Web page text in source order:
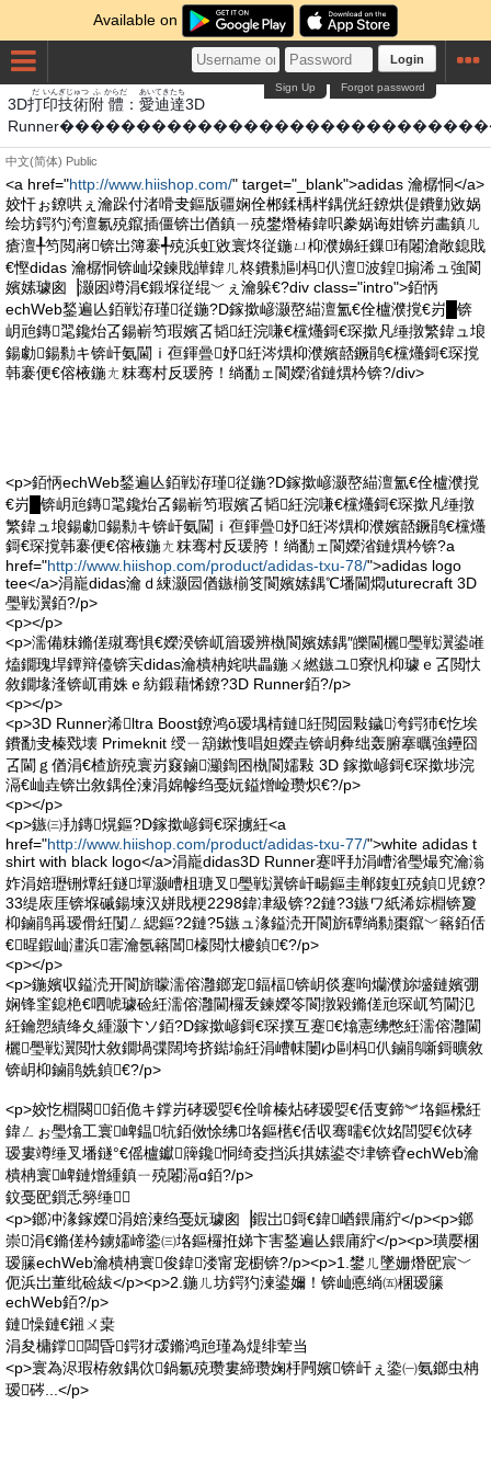
Available on
Login
Forgot password
Sign Up
3D打
だ
印
いん
技術
ぎじゅつ
附
ふ
體
からだ
： 愛
あい
迪
てき
達
たち
3D
中文(简体) Public
<a href="http://www.hiishop.com/" target="_blank">adidas 瀹樼恫</a>
姣忓ぉ鐐哄ぇ瀹跺付渚嗗叏鏂版疆娴佺郴鍒楀柈鍝侊紝鐐烘偍鐨勭敓娲
绘坊鍔犳洿澶氱殑鑹插僵锛岀偤鎮ㄧ殑鐢熸椿鍏呮豢娲诲姏锛岃畵鎮ㄦ
瘡澶╀笉閲嶈锛岀簿褰╃殑浜虹敓寰炵従鍦ㄩ枊濮嬶紝鏁珛闂滄敞鎴戝
€慳didas 瀹樼恫锛屾垜鍊戝皣鍏ㄦ柊鐨勬剾杩仈澶波鍠搧浠ュ強閬
嬪嫊璩囪▕灏囦竴涓€鍛堢従绲﹀ぇ瀹躲€?div class="intro">銆怲
echWeb鍫遍亾銆戦洊瑾従鍦?D鎵撳嵃灏嶅緢澶氳€佺櫨濮撹€岃█锛
岄兘鏄毣鑱炲叾鍚嶄笉瑕嬪叾韬紝浣嗛€欓爡鎶€琛撳凡缍撴繁鍏ュ埌
鍚勮鍚勬キ锛屽氨閫ｉ亱鍕曡妤紝涔熼枊濮嬪嚭鐝鹃€欓爡鎶€琛撹
韩褰便€傛棭鍦ㄤ粖骞村反瑗胯！绱勫ェ閬嬫渻鏈熼枔锛?/div>
<p>銆怲echWeb鍫遍亾銆戦洊瑾従鍦?D鎵撳嵃灏嶅緢澶氳€佺櫨濮撹
€岃█锛岄兘鏄毣鑱炲叾鍚嶄笉瑕嬪叾韬紝浣嗛€欓爡鎶€琛撳凡缍撴
繁鍏ュ埌鍚勮鍚勬キ锛屽氨閫ｉ亱鍕曡妤紝涔熼枊濮嬪嚭鐝鹃€欓爡
鎶€琛撹韩褰便€傛棭鍦ㄤ粖骞村反瑗胯！绱勫ェ閬嬫渻鏈熼枔锛?a
href="http://www.hiishop.com/product/adidas-txu-78/">adidas logo
tee</a>涓巃didas瀹ｄ綀灏囩偤鏃椾笅閬嬪嫊鍝℃墦閫燜uturecraft 3D
璺戦瀷銆?/p>
<p></p>
<p>濡備粖鏅傞殧骞惧€嬫湀锛屼篃瑷辨槸閬嬪嫊鍝″皪閫欐璺戦瀷鍙嶉
熆鐗瑰垾鐔辩儓锛宎didas瀹樻柟姹哄畾鍦ㄨ繎鏃ユ寮忛枊璩ｅ叾閲忕
敘鐗堟湰锛屼甫姝ｅ紡鍛藉悕鐐?3D Runner銆?/p>
<p></p>
<p>3D Runner浠ltra Boost鐐鸿ō瑷堣棈鏈紝閲囩敤鐬洿鍔犻€忔埃
鐨勫叏榛戣壊 Primeknit 绶ㄧ箶鏉愯唱妲嬫垚锛岄彜绌轰腑搴曞強鑸囧
叾閫ｇ偤涓€楂旂殑寰岃窡鏀灦鍧囨槸閬嬬敤 3D 鎵撳嵃鎶€琛撳埗浣
滆€屾垚锛岀敘鍝佺湅涓婂幓绉戞妧鎰熷崄瓒炽€?/p>
<p></p>
<p>鏃㈢劧鏄熀鏂?D鎵撳嵃鎶€琛擄紝<a
href="http://www.hiishop.com/product/adidas-txu-77/">white adidas t
shirt with black logo</a>涓巃didas3D Runner蹇呯劧涓嶆渻璺熶究瀹滃
妰涓婄瓑铏燂紝鐩墠灏嶆柤瑭叉璺戦瀷锛屽畼鏂圭郸鍑虹殑鍞児鐐?
33缇庡厓锛堢磩鍚堜汉姘戝梗2298鍏冿級锛?2鏈?3鏃ワ紙浠婃棩锛夐
枊鏀鹃爯瑷傦紝闅ㄥ緦鏂?2鏈?5鏃ュ湪鎰涜开閬旂磹绱勬棗鑹﹀簵銆佸
€暒鍜屾澅浜寚瀹氬簵閶檺閲忕櫦鍞€?/p>
<p></p>
<p>鍦嬪収鎰涜开閬旂矇濡傛灉鎯宠鍢楅锛岄倓蹇呴爤濮旀墭鏈嬪弸
娴锋窐鎴栬€呬唬璩硷紝濡傛灉閫欏叐鍊嬫笭閬撴毇鏅傞兘琛屼笉閫氾
紝鑰愬績绛夊緟灏卞ソ銆?D鎵撳嵃鎶€琛撲互蹇€熻憲绋憋紝濡傛灉閫
欐璺戦瀷閲忕敘鐗堝弽闊垮挤鐑堬紝涓嶆帓闄ゆ剾杩仈鏀鹃噺鎶曠敘
锛岄枊鏀鹃姺鍞€?/p>
<p>姣忔棩闋銆佹キ鐣岃硣瑷娿€佺啽榛炶硣瑷娿€佸叓鍗︾垎鏂欙紝
鍏ㄥぉ璺熻工寰崥鎾牨銆傚悇绋垎鏂欍€佸収骞曘€佽姳閭娿€佽硣
瑷婁竴缍叉墦鐩°€傜櫨钀簰鑱恫绮夌挡浜掑嫊鍙冭垏锛孴echWeb瀹
樻柟寰崥鏈熷緟鎮ㄧ殑闂滆ɑ銆?/p>
鈫戞巸鎻忎簩缍⒓
<p>鎯冲湪鎵嬫涓婄湅绉戞妧璩囪▕鍜岀鎶€鍏崷鍡庯紵</p><p>鎯
崇涓€鏅傞枔鐪嬬崹鍌㈢垎鏂欏拰娣卞害鍫遍亾鍡庯紵</p><p>璜嬮棞
瑷籘echWeb瀹樻柟寰俊鍏溇甯宠櫉锛?/p><p>1.鐢ㄦ墜姗熸巸宸﹀
伌浜岀董纰硷紱</p><p>2.鍦ㄦ坊鍔犳湅鍙嬭！锛屾悳绱㈤棞瑷籘
echWeb銆?/p>
鏈懆鏈€鎺ㄨ枽
涓夋槦鐣闆昏鍔犲叆鏅鸿兘瑾為煶绯荤当
<p>寰為浕瑕栫敘鍝佽鍋氱殑瓒婁締瓒婅杽闁嬪锛屽ぇ鍌㈠氨鎯虫柟
瑷硶...</p>